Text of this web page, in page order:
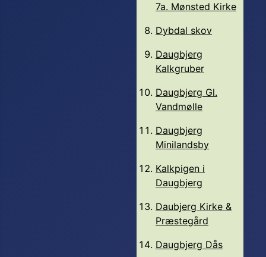
7a. Mønsted Kirke
Dybdal skov
Daugbjerg
Kalkgruber
Daugbjerg Gl.
Vandmølle
Daugbjerg
Minilandsby
Kalkpigen i
Daugbjerg
Daubjerg Kirke &
Præstegård
Daugbjerg Dås